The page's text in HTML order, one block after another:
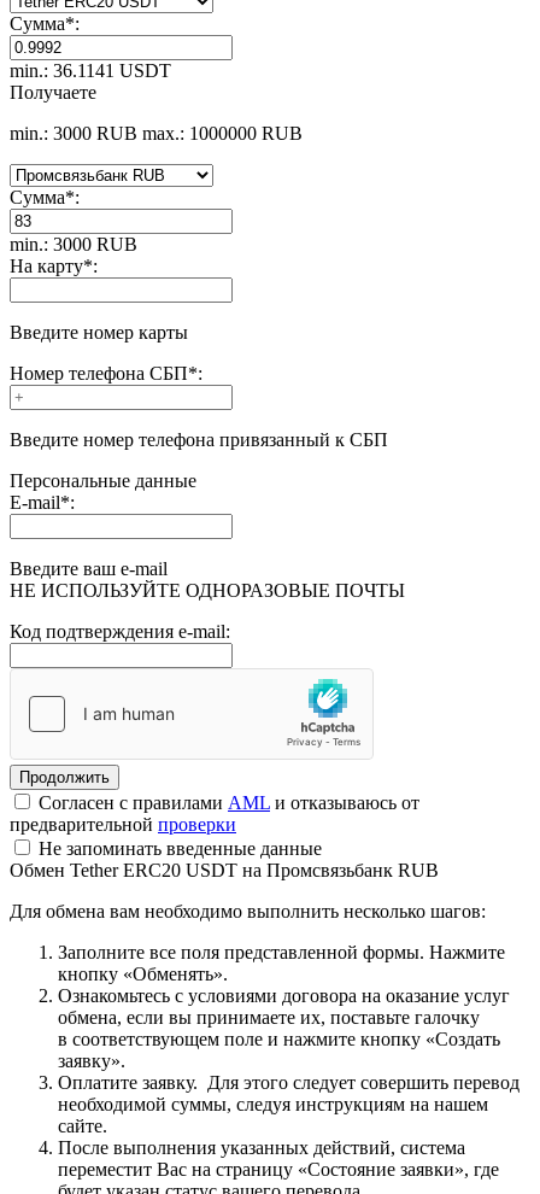
Сумма*:
min.: 36.1141 USDT
Получаете
min.: 3000 RUB max.: 1000000 RUB
Сумма*:
min.: 3000 RUB
На карту*:
Введите номер карты
Номер телефона СБП*:
Введите номер телефона привязанный к СБП
Персональные данные
E-mail*:
Введите ваш e-mail
НЕ ИСПОЛЬЗУЙТЕ ОДНОРАЗОВЫЕ ПОЧТЫ
Код подтверждения e-mail:
Согласен с правилами AML и отказываюсь от
предварительной проверки
Не запоминать введенные данные
Обмен Tether ERC20 USDT на Промсвязьбанк RUB
Для обмена вам необходимо выполнить несколько шагов:
Заполните все поля представленной формы. Нажмите
кнопку «Обменять».
Ознакомьтесь с условиями договора на оказание услуг
обмена, если вы принимаете их, поставьте галочку
в соответствующем поле и нажмите кнопку «Создать
заявку».
Оплатите заявку. Для этого следует совершить перевод
необходимой суммы, следуя инструкциям на нашем
сайте.
После выполнения указанных действий, система
переместит Вас на страницу «Состояние заявки», где